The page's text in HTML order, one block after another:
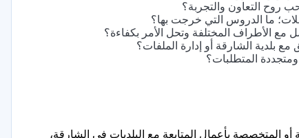
روح التعاون والتجربة؟
ما الدروس التي خرجت بها؟
الأطراف المختلفة وتحل الأمر بكفاءة؟
بلدية الشارقة أو إدارة الملفات؟
المتطلبات؟
المتخصصة بأعمال المتابعة مع البلديات في الشارقة،